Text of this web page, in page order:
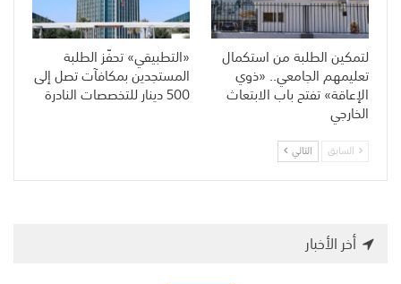
لتمكين الطلبة من استكمال
تعليمهم الجامعي.. «ذوي
الإعاقة» تفتح باب الابتعاث
الخارجي
«التطبيقي» تحفّز الطلبة
المستجدين بمكافآت تصل إلى
500 دينار للتخصصات النادرة
السابق التالي
أخر الأخبار